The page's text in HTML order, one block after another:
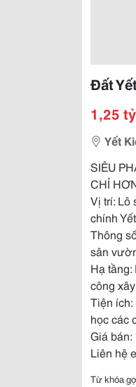
Đất
1,25 tỷ
Yết
SIÊU
CHỈ
Vị trí: Lô
chính
Thông
sân
Hạ
công
Tiện
học các
Giá
Liên hệ
Từ khóa